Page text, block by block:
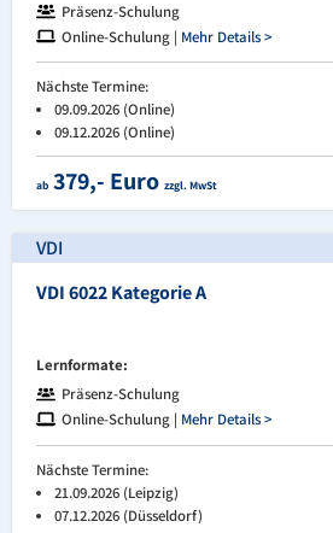
Präsenz-Schulung
Online-Schulung | Mehr Details >
Nächste Termine:
09.09.2026 (Online)
09.12.2026 (Online)
ab 379,- Euro zzgl. MwSt
VDI
VDI 6022 Kategorie A
Lernformate:
Präsenz-Schulung
Online-Schulung | Mehr Details >
Nächste Termine:
21.09.2026 (Leipzig)
07.12.2026 (Düsseldorf)